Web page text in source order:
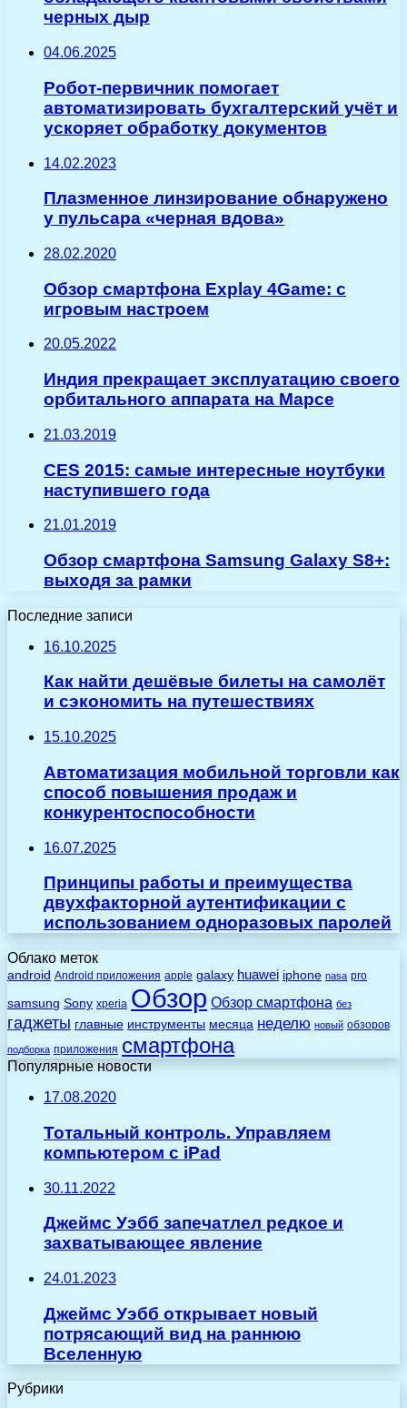
черных дыр
04.06.2025
Робот-первичник помогает
автоматизировать бухгалтерский учёт и
ускоряет обработку документов
14.02.2023
Плазменное линзирование обнаружено
у пульсара «черная вдова»
28.02.2020
Обзор смартфона Explay 4Game: c
игровым настроем
20.05.2022
Индия прекращает эксплуатацию своего
орбитального аппарата на Марсе
21.03.2019
CES 2015: самые интересные ноутбуки
наступившего года
21.01.2019
Обзор смартфона Samsung Galaxy S8+:
выходя за рамки
Последние записи
16.10.2025
Как найти дешёвые билеты на самолёт
и сэкономить на путешествиях
15.10.2025
Автоматизация мобильной торговли как
способ повышения продаж и
конкурентоспособности
16.07.2025
Принципы работы и преимущества
двухфакторной аутентификации с
использованием одноразовых паролей
Облако меток
android Android приложения apple galaxy huawei iphone nasa pro
samsung Sony xperia Обзор Обзор смартфона без
гаджеты главные инструменты месяца неделю новый обзоров
подборка приложения смартфона
Популярные новости
17.08.2020
Тотальный контроль. Управляем
компьютером с iPad
30.11.2022
Джеймс Уэбб запечатлел редкое и
захватывающее явление
24.01.2023
Джеймс Уэбб открывает новый
потрясающий вид на раннюю
Вселенную
Рубрики